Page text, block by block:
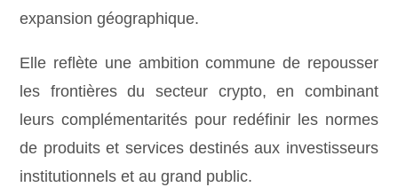
expansion géographique.
Elle reflète une ambition commune de repousser
les frontières du secteur crypto, en combinant
leurs complémentarités pour redéfinir les normes
de produits et services destinés aux investisseurs
institutionnels et au grand public.